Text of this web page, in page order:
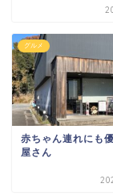
グルメ
赤ちゃん連れにも
屋さん